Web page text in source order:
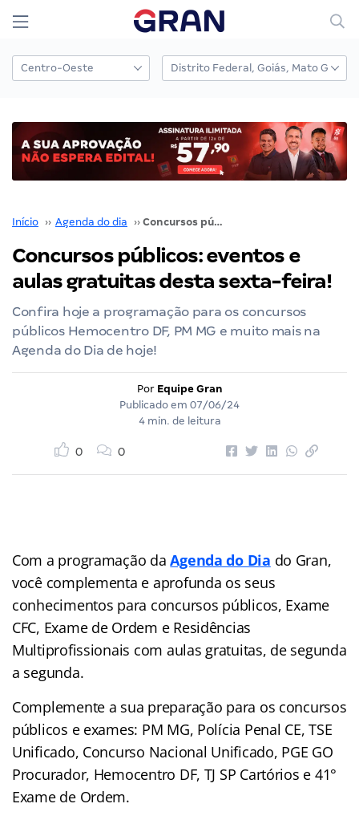
Início ›› Agenda do dia ›› Concursos públicos: eventos e aulas gratuitas desta sexta-feira!
Concursos públicos: eventos e
aulas gratuitas desta sexta-feira!
Confira hoje a programação para os concursos
públicos Hemocentro DF, PM MG e muito mais na
Agenda do Dia de hoje!
Por Equipe Gran
Publicado em 07/06/24
4 min. de leitura
0 0
Com a programação daAgenda do Dia do Gran,
você complementa e aprofunda os seus
conhecimentos para concursos públicos, Exame
CFC, Exame de Ordem e Residências
Multiprofissionais com aulas gratuitas, de segunda
a segunda.
Complemente a sua preparação para os concursos
públicos e exames: PM MG, Polícia Penal CE, TSE
Unificado, Concurso Nacional Unificado, PGE GO
Procurador, Hemocentro DF, TJ SP Cartórios e 41°
Exame de Ordem.